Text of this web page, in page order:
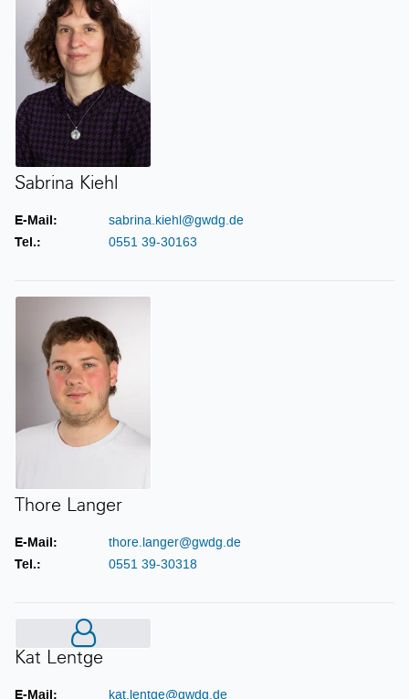
Sabrina Kiehl
E-Mail:
sabrina.kiehl@gwdg.de
Tel.:
0551 39-30163
Thore Langer
E-Mail:
thore.langer@gwdg.de
Tel.:
0551 39-30318
Kat Lentge
Kat Lentge
E-Mail: kat.lentge@gwdg.de